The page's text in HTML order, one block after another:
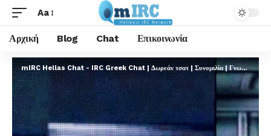
Aa
Αρχική Blog Chat Επικοινωνία
mIRC Hellas Chat - IRC Greek Chat | Δωρεάν τσατ | Συνομιλία | Γνωριμίες | FREE